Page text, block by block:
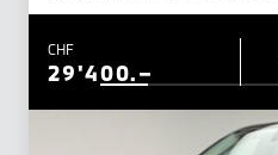
CHF
29'400.–